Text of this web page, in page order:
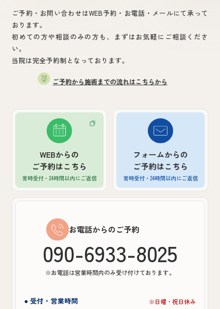
ご予約・お問い合わせはWEB予約・お電話・メールにて承って
おります。
初めての方や相談のみの方も、まずはお気軽にご相談くださ
い。
当院は完全予約制となっております。
ご予約から施術までの流れはこちらから
WEBからの
ご予約はこちら
常時受付・24時間以内にご返信
フォームからの
ご予約はこちら
常時受付・24時間以内にご返信
お電話からのご予約
090-6933-8025
※お電話は営業時間内のみ受け付けております。
● 受付・営業時間 ※日曜・祝日休み